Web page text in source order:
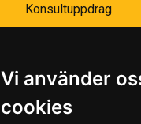
Vi använder
cookies
Konsultuppdrag
Ramavtal